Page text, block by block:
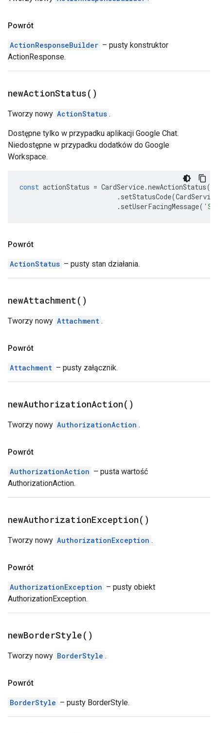
Powrót
ActionResponseBuilder – pusty konstruktor
ActionResponse.
newActionStatus( )
Tworzy nowy ActionStatus .
Dostępne tylko w przypadku aplikacji Google Chat.
Niedostępne w przypadku dodatków do Google
Workspace.
const actionStatus = CardService.newActionStatus()
. setStatusCode(CardService
. setUserFacingMessage(
Powrót
ActionStatus – pusty stan działania.
newAttachment( )
Tworzy nowy Attachment .
Powrót
Attachment – pusty załącznik.
newAuthorizationAction( )
Tworzy nowy AuthorizationAction .
Powrót
AuthorizationAction – pusta wartość
AuthorizationAction.
newAuthorizationException( )
Tworzy nowy AuthorizationException .
Powrót
AuthorizationException – pusty obiekt
AuthorizationException.
newBorderStyle( )
Tworzy nowy BorderStyle .
Powrót
BorderStyle – pusty BorderStyle.